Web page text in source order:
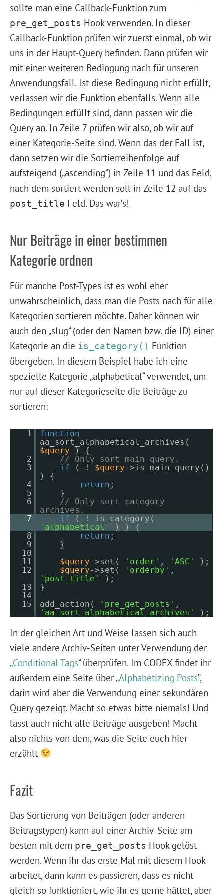
sollte man eine Callback-Funktion zum
pre_get_posts Hook verwenden. In dieser
Callback-Funktion prüfen wir zuerst einmal, ob wir
uns in der Haupt-Query befinden. Dann prüfen wir
mit einer weiteren Bedingung nach für unseren
Anwendungsfall. Ist diese Bedingung nicht erfüllt,
verlassen wir die Funktion ebenfalls. Wenn alle
Bedingungen erfüllt sind, dann passen wir die
Query an. In Zeile 7 prüfen wir also, ob wir auf
einer Kategorie-Seite sind. Wenn das der Fall ist,
dann setzen wir die Sortierreihenfolge auf
aufsteigend („ascending“) in Zeile 11 und das Feld,
nach dem sortiert werden soll in Zeile 12 auf das
post_title Feld. Das war’s!
Nur Beiträge in einer bestimmen
Kategorie ordnen
Für manche Post-Types ist es wohl eher
unwahrscheinlich, dass man die Posts nach für alle
Kategorien sortieren möchte. Daher können wir
auch den „slug“ (oder den Namen bzw. die ID) einer
Kategorie an die is_category() Funktion
übergeben. In diesem Beispiel habe ich eine
spezielle Kategorie „alphabetical“ verwendet, um
nur auf dieser Kategorieseite die Beiträge zu
sortieren:
1
function
aa_sort_alphabetical_archives(
$query
) {
2
// Only sort main query.
3
if ( ! $query->is_main_query()
) {
4
return ;
5
}
6
// Only sort category
archives.
7
if
( ! is_category(
'alphabetical'
) ) {
8
return ;
9
}
10
11
$query->set( 'order' , 'ASC'
);
12
$query->set( 'orderby' ,
'post_title'
);
13
}
14
15
add_action( 'pre_get_posts' ,
'aa_sort_alphabetical_archives'
);
In der gleichen Art und Weise lassen sich auch
viele andere Archiv-Seiten unter Verwendung der
„Conditional Tags“ überprüfen. Im CODEX findet ihr
außerdem eine Seite über „Alphabetizing Posts“,
darin wird aber die Verwendung einer sekundären
Query gezeigt. Macht so etwas bitte niemals! Und
lasst auch nicht alle Beiträge ausgeben! Macht
also nichts von dem, was die Seite euch hier
erzählt
Fazit
Das Sortierung von Beiträgen (oder anderen
Beitragstypen) kann auf einer Archiv-Seite am
besten mit dem pre_get_posts Hook gelöst
werden. Wenn ihr das erste Mal mit diesem Hook
arbeitet, dann kann es passieren, dass es nicht
gleich so funktioniert, wie ihr es gerne hättet, aber